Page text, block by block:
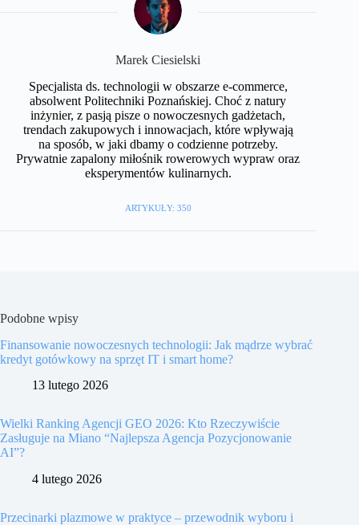
Marek Ciesielski
Specjalista ds. technologii w obszarze e-commerce,
absolwent Politechniki Poznańskiej. Choć z natury
inżynier, z pasją pisze o nowoczesnych gadżetach,
trendach zakupowych i innowacjach, które wpływają
na sposób, w jaki dbamy o codzienne potrzeby.
Prywatnie zapalony miłośnik rowerowych wypraw oraz
eksperymentów kulinarnych.
ARTYKUŁY: 350
Podobne wpisy
Finansowanie nowoczesnych technologii: Jak mądrze wybrać
kredyt gotówkowy na sprzęt IT i smart home?
13 lutego 2026
Wielki Ranking Agencji GEO 2026: Kto Rzeczywiście
Zasługuje na Miano “Najlepsza Agencja Pozycjonowanie
AI”?
4 lutego 2026
Przecinarki plazmowe w praktyce – przewodnik wyboru i